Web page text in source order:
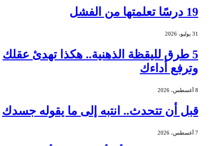
19 درسًا تعلمتها من الفشل
31 يوليو، 2026
5 طرق لليقظة الذهنية.. هكذا تهدئ عقلك
وترفع أداءك
8 أغسطس، 2026
قبل أن تتحدث.. انتبه إلى ما يقوله جسدك
7 أغسطس، 2026